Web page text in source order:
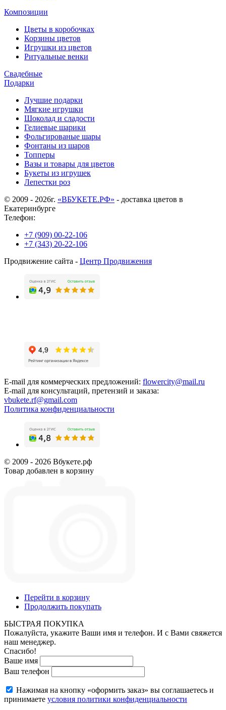
Композиции
Цветы в коробочках
Корзины цветов
Игрушки из цветов
Ритуальные венки
Свадебные
Подарки
Лучшие подарки
Мягкие игрушки
Шоколад и сладости
Гелиевые шарики
Фольгированые шары
Фонтаны из шаров
Топперы
Вазы и товары для цветов
Букеты из игрушек
Лепестки роз
© 2009 - 2026г. «ВБУКЕТЕ.РФ» - доставка цветов в
Екатеринбурге
Телефон:
+7 (909) 00-22-106
+7 (343) 20-22-106
Продвижение сайта - Центр Продвижения
E-mail для коммерческих предложений: flowercity@mail.ru
E-mail для консультаций, претензий и заказа:
vbukete.rf@gmail.com
Политика конфиденциальности
© 2009 - 2026 Вбукете.рф
Товар добавлен в корзину
Перейти в корзину
Продолжить покупать
БЫСТРАЯ ПОКУПКА
Пожалуйста, укажите Ваши имя и телефон. И с Вами свяжется
наш менеджер.
Спасибо!
Ваше имя
Ваш телефон
Нажимая на кнопку «оформить заказ» вы соглашаетесь и
принимаете условия политики конфиденциальности